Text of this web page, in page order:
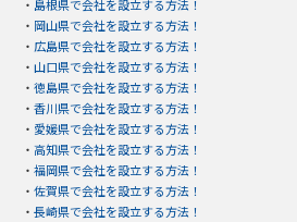
・ 島根県で会社を設立する方法！
・ 岡山県で会社を設立する方法！
・ 広島県で会社を設立する方法！
・ 山口県で会社を設立する方法！
・ 徳島県で会社を設立する方法！
・ 香川県で会社を設立する方法！
・ 愛媛県で会社を設立する方法！
・ 高知県で会社を設立する方法！
・ 福岡県で会社を設立する方法！
・ 佐賀県で会社を設立する方法！
・ 長崎県で会社を設立する方法！